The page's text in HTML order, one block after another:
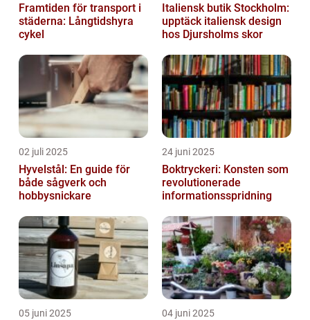
Framtiden för transport i
städerna: Långtidshyra
cykel
Italiensk butik Stockholm:
upptäck italiensk design
hos Djursholms skor
02 juli 2025
Hyvelstål: En guide för
både sågverk och
hobbysnickare
24 juni 2025
Boktryckeri: Konsten som
revolutionerade
informationsspridning
05 juni 2025 04 juni 2025